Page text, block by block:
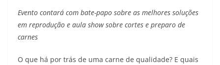
Evento contará com bate-papo sobre as melhores soluções
em reprodução e aula show sobre cortes e preparo de
carnes
O que há por trás de uma carne de qualidade? E quais